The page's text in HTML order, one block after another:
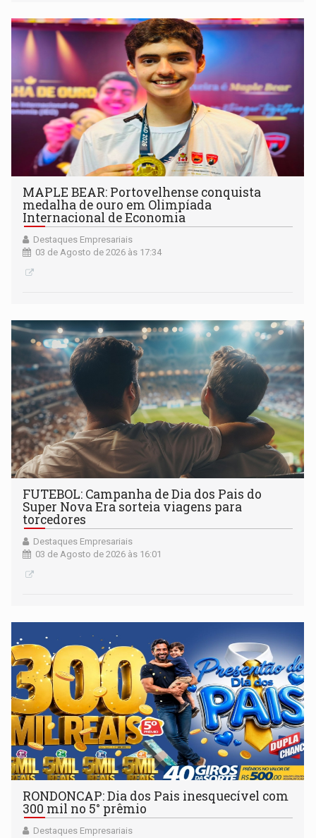
MAPLE BEAR: Portovelhense conquista
medalha de ouro em Olimpíada
Internacional de Economia
Destaques Empresariais
03 de Agosto de 2026 às 17:34
FUTEBOL: Campanha de Dia dos Pais do
Super Nova Era sorteia viagens para
torcedores
Destaques Empresariais
03 de Agosto de 2026 às 16:01
RONDONCAP: Dia dos Pais inesquecível com
300 mil no 5° prêmio
Destaques Empresariais